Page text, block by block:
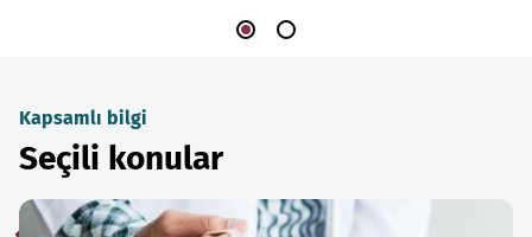
Kapsamlı bilgi
Seçili konular